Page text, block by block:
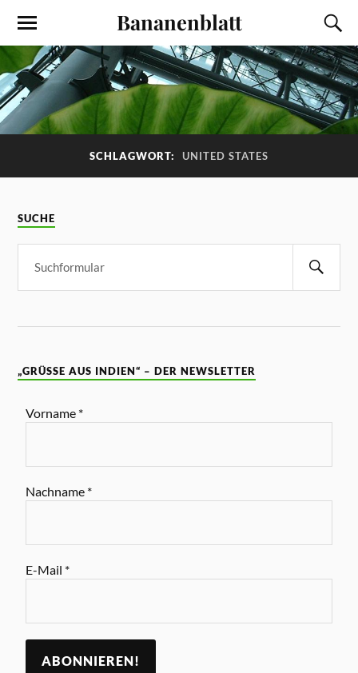
Bananenblatt
SCHLAGWORT: UNITED STATES
SUCHE
„GRÜSSE AUS INDIEN“ – DER NEWSLETTER
Vorname *
Nachname *
E-Mail *